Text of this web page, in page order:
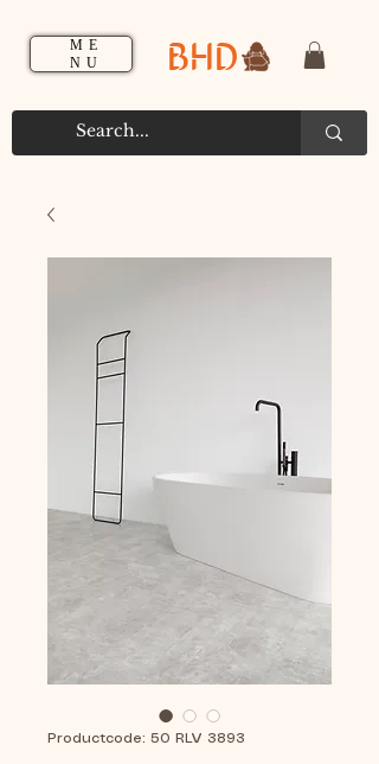
ME
NU
BHD
Productcode: 50 RLV 3893